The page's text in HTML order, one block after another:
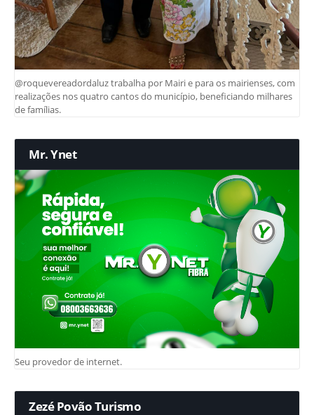
@roquevereadordaluz trabalha por Mairi e para os mairienses, com
realizações nos quatro cantos do município, beneficiando milhares
de famílias.
Mr. Ynet
Seu provedor de internet.
Zezé Povão Turismo